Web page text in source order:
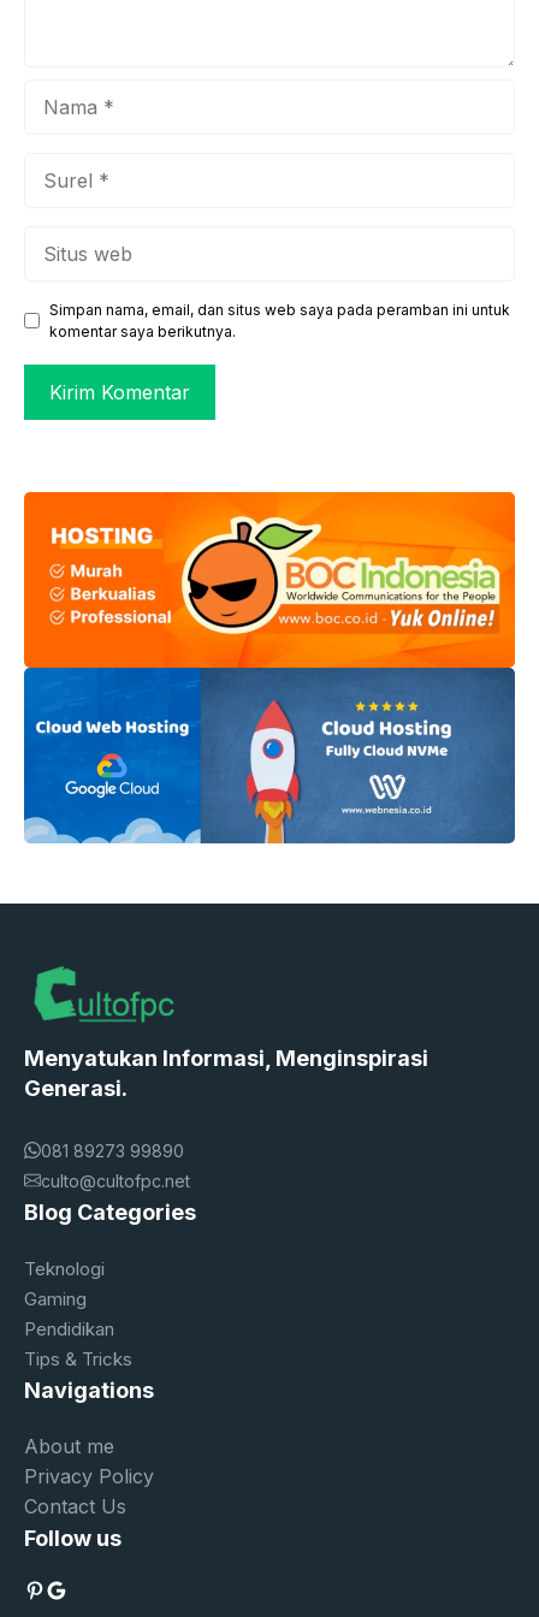
web
Simpan nama, email, dan situs web saya pada peramban ini untuk
komentar saya berikutnya.
Menyatukan Informasi, Menginspirasi
Generasi.
081 89273 99890
culto@cultofpc.net
Blog Categories
Teknologi
Gaming
Pendidikan
Tips & Tricks
Navigations
About me
Privacy Policy
Contact Us
Follow us
Pinterest
Google